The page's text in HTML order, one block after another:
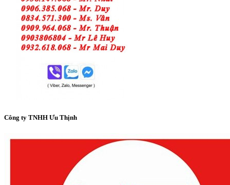
Công ty TNHH Ưu Thịnh